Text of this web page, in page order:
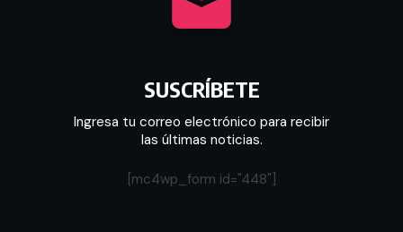
SUSCRÍBETE
Ingresa tu correo electrónico para recibir
las últimas noticias.
[mc4wp_form id="448"]